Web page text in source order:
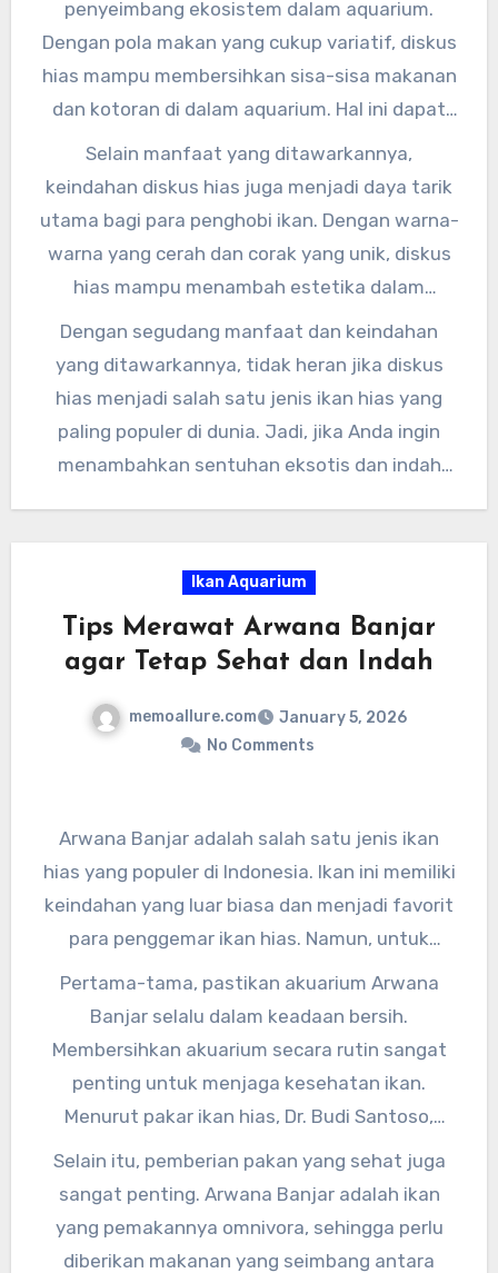
sangat penting untuk kesehatan ikan-ikan lain
yang ada dalam aquarium.
penyeimbang ekosistem dalam aquarium.
Dengan pola makan yang cukup variatif, diskus
hias mampu membersihkan sisa-sisa makanan
dan kotoran di dalam aquarium. Hal ini dapat
membantu menjaga kualitas air tetap baik dan
mencegah pertumbuhan bakteri berbahaya.
Selain manfaat yang ditawarkannya,
keindahan diskus hias juga menjadi daya tarik
utama bagi para penghobi ikan. Dengan warna-
warna yang cerah dan corak yang unik, diskus
hias mampu menambah estetika dalam
aquarium. Menurut pakar ikan hias, Dr. Jane
Doe, “Keindahan diskus hias sangat memukau
dan mampu menciptakan suasana yang
menenangkan di dalam aquarium.”
Dengan segudang manfaat dan keindahan
yang ditawarkannya, tidak heran jika diskus
hias menjadi salah satu jenis ikan hias yang
paling populer di dunia. Jadi, jika Anda ingin
menambahkan sentuhan eksotis dan indah
sendiri manfaat dan keindahannya dalam
aquarium Anda.
Ikan Aquarium
Tips Merawat Arwana Banjar
agar Tetap Sehat dan Indah
memoallure.com
January 5, 2026
No Comments
Arwana Banjar adalah salah satu jenis ikan
hias yang populer di Indonesia. Ikan ini memiliki
keindahan yang luar biasa dan menjadi favorit
para penggemar ikan hias. Namun, untuk
menjaga keindahan dan kesehatan Arwana
Banjar, diperlukan perawatan khusus. Berikut
adalah beberapa tips merawat Arwana Banjar
agar tetap sehat dan indah.
Pertama-tama, pastikan akuarium Arwana
Banjar selalu dalam keadaan bersih.
Membersihkan akuarium secara rutin sangat
penting untuk menjaga kesehatan ikan.
Menurut pakar ikan hias, Dr. Budi Santoso,
“Akuarium yang kotor dapat menyebabkan ikan
stres dan rentan terhadap penyakit. Oleh
karena itu, pastikan untuk membersihkan
akuarium minimal satu kali seminggu.”
Selain itu, pemberian pakan yang sehat juga
sangat penting. Arwana Banjar adalah ikan
yang pemakannya omnivora, sehingga perlu
diberikan makanan yang seimbang antara